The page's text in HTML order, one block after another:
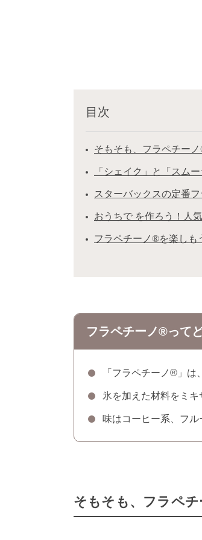
目次
そもそも、フラペチー
「シェイク」と「スム
スターバックスの定番
おうちで を作ろう！人
フラペチーノ®︎を楽しも
フラペチーノ®って
「フラペチーノ®」
氷を加えた材料をミ
味はコーヒー系、フ
そもそも、フラペ